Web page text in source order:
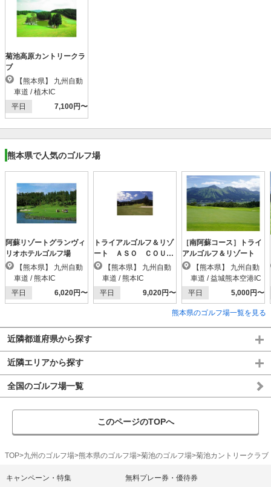
菊池高原カントリークラ
ブ
車道 / 植木IC
平日
7,100円〜
熊本県で人気のゴルフ場
阿蘇リゾートグランヴィ
リオホテルゴルフ場
車道 / 熊本IC
平日
6,020円〜
トライアルゴルフ＆リゾ
ート ＡＳＯ ＣＯＵＲ
ＳＥ（阿蘇東急）
車道 / 熊本IC
平日
9,020円〜
［南阿蘇コース］トライ
アルゴルフ＆リゾート
車道 / 益城熊本空港IC
平日
5,000円〜
熊本県のゴルフ場一覧を見る
近隣都道府県から探す
近隣エリアから探す
全国のゴルフ場一覧
このページのTOPへ
TOP 九州のゴルフ場 熊本県のゴルフ場 菊池のゴルフ場 菊池カントリークラ
キャンペーン・特集 無料プレー券・優待券